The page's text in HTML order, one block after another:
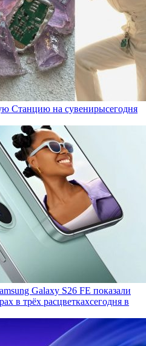
Станцию на сувенирысегодня
Galaxy S26 FE показали
в трёх расцветкахсегодня в